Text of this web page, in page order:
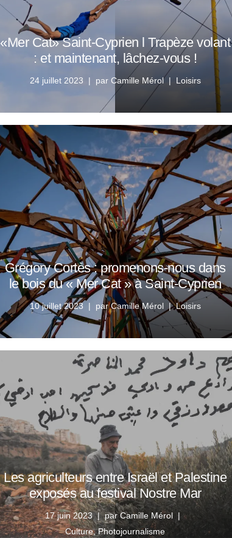
«Mer Cat» Saint-Cyprien l Trapèze volant
: et maintenant, lâchez-vous !
24 juillet 2023 par Camille Mérol Loisirs
Grégory Cortès : promenons-nous dans
le bois du « Mer Cat » à Saint-Cyprien
10 juillet 2023 parCamille Mérol Loisirs
Les agriculteurs entre Israël et Palestine
exposés au festival Nostre Mar
17 juin 2023 parCamille Mérol
Culture,Photojournalisme